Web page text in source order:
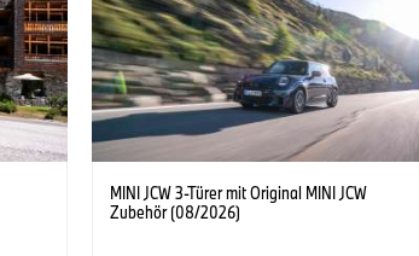
MINI JCW 3-Türer mit Original MINI JCW
Zubehör (08/2026)